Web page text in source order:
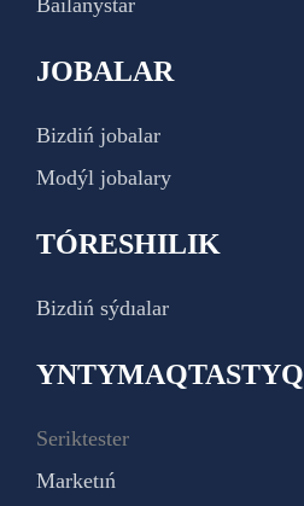
Baılanystar
JOBALAR
Bizdiń jobalar
Modýl jobalary
TÓRESHILIK
Bizdiń sýdıalar
YNTYMAQTASTYQ
Seriktester
Marketıń